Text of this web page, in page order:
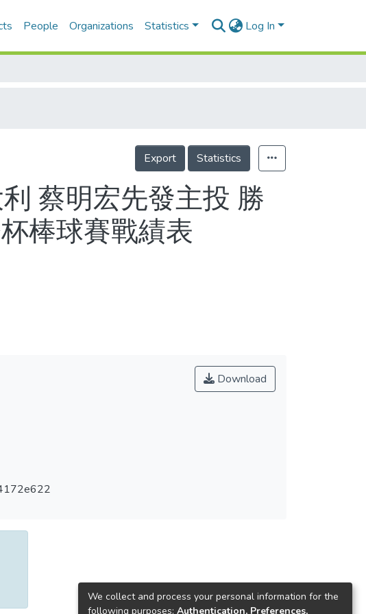
People Organizations Statistics Log In
Export Statistics
蔡明宏先發主投 勝
棒球賽戰績表
Download
We collect and process your personal information for the
following purposes: Authentication, Preferences,